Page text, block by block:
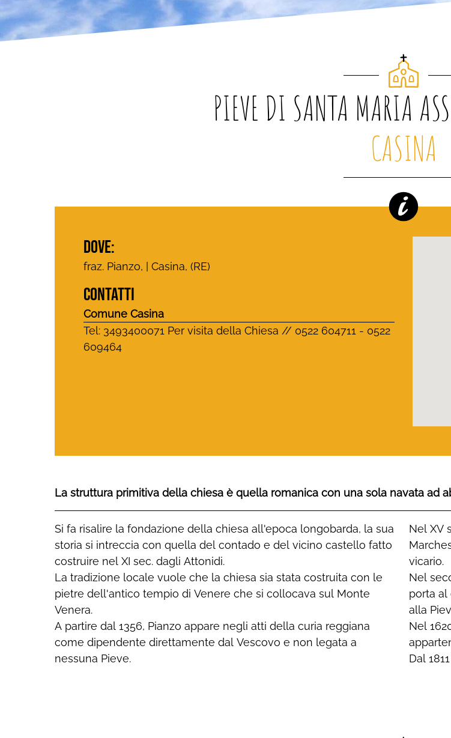
PIEVE DI SANTA MARIA
CASINA
DOVE:
fraz. Pianzo, | Casina, (RE)
CONTATTI
Comune Casina
Tel: 3493400071 Per visita della Chiesa // 0522 604711 - 0522
609464
La struttura primitiva della chiesa è quella romanica con una sola navata ad
Si fa risalire la fondazione della chiesa all'epoca longobarda, la sua
storia si intreccia con quella del contado e del vicino castello fatto
costruire nel XI sec. dagli Attonidi.
La tradizione locale vuole che la chiesa sia stata costruita con le
pietre dell'antico tempio di Venere che si collocava sul Monte
Venera.
A partire dal 1356, Pianzo appare negli atti della curia reggiana
come dipendente direttamente dal Vescovo e non legata a
nessuna Pieve.
Nel XV
vicario.
Nel
porta al
alla
Nel
Dal